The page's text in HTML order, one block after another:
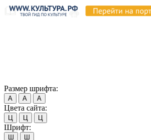
Размер шрифта:
А А А
Цвета сайта:
Ц Ц Ц
Шрифт:
Ш Ш